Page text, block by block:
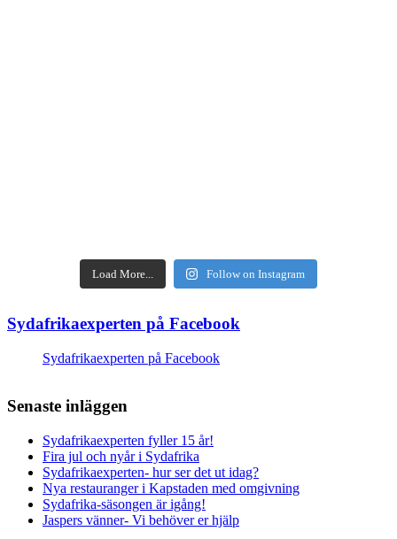
Load More... Follow on Instagram
Sydafrikaexperten på Facebook
Sydafrikaexperten på Facebook
Senaste inläggen
Sydafrikaexperten fyller 15 år!
Fira jul och nyår i Sydafrika
Sydafrikaexperten- hur ser det ut idag?
Nya restauranger i Kapstaden med omgivning
Sydafrika-säsongen är igång!
Jaspers vänner- Vi behöver er hjälp